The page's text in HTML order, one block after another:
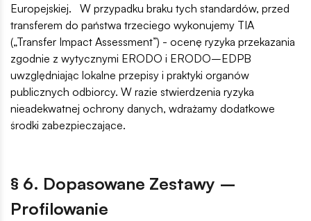
Europejskiej. W przypadku braku tych standardów, przed
transferem do państwa trzeciego wykonujemy TIA
(„Transfer Impact Assessment”) - ocenę ryzyka przekazania
zgodnie z wytycznymi ERODO i ERODO–EDPB
uwzględniając lokalne przepisy i praktyki organów
publicznych odbiorcy. W razie stwierdzenia ryzyka
nieadekwatnej ochrony danych, wdrażamy dodatkowe
środki zabezpieczające.
§ 6. Dopasowane Zestawy –
Profilowanie